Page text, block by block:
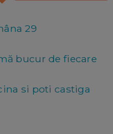
29
bucur de fiecare
si poti castiga